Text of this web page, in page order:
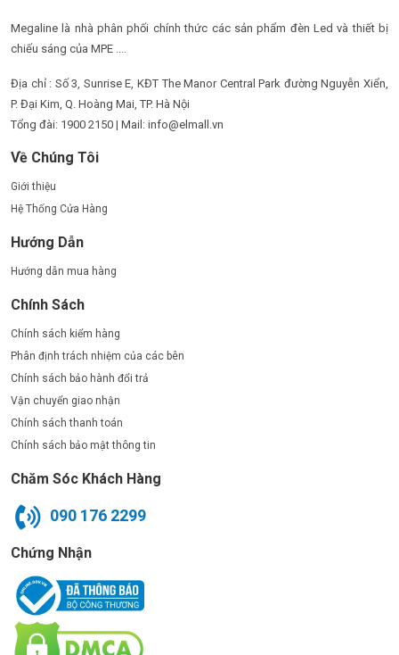
Megaline là nhà phân phối chính thức các sản phẩm đèn Led và thiết bị
chiếu sáng của MPE ....
Địa chỉ : Số 3, Sunrise E, KĐT The Manor Central Park đường Nguyễn Xiển,
P. Đại Kim, Q. Hoàng Mai, TP. Hà Nội
Tổng đài: 1900 2150 | Mail: info@elmall.vn
Về Chúng Tôi
Giới thiệu
Hệ Thống Cửa Hàng
Hướng Dẫn
Hướng dẫn mua hàng
Chính Sách
Chính sách kiểm hàng
Phân định trách nhiệm của các bên
Chính sách bảo hành đổi trả
Vận chuyển giao nhận
Chính sách thanh toán
Chính sách bảo mật thông tin
Chăm Sóc Khách Hàng
090 176 2299
Chứng Nhận